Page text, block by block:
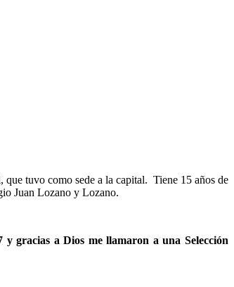
tuvo como sede a la capital. Tiene 15 años de
Juan Lozano y Lozano.
gracias a Dios me llamaron a una Selección